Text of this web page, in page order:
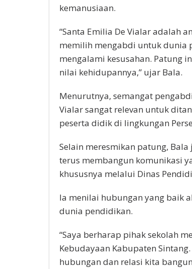
kemanusiaan.
“Santa Emilia De Vialar adalah
memilih mengabdi untuk dunia
mengalami kesusahan. Patung
nilai kehidupannya,” ujar Bala.
Menurutnya, semangat
Vialar sangat relevan untuk
peserta didik di lingkungan
Selain meresmikan patung,
terus membangun komunikasi
khususnya melalui Dinas
Ia menilai hubungan yang baik
dunia pendidikan.
“Saya berharap pihak sekolah
Kebudayaan Kabupaten
hubungan dan relasi kita